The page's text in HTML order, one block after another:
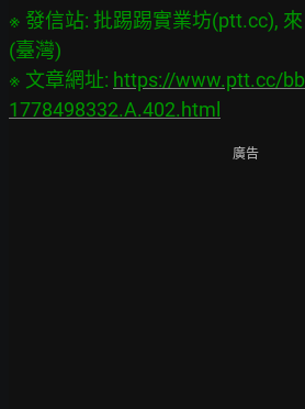
※ 發信站: 批踢踢實業坊(ptt.cc),
(臺灣)
※ 文章網址: https://www.ptt.cc/
1778498332.A.402.html
廣告